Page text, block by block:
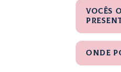
v
l
Vocês
Onde